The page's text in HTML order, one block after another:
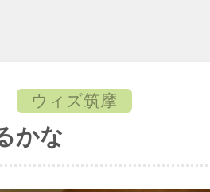
ウィズ筑摩
かな